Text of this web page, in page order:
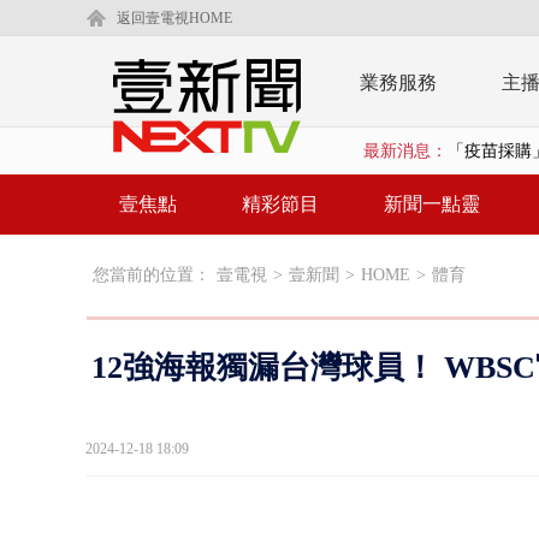
返回壹電視HOME
業務服務 主
最新消息： 「疫苗採
LaLaport天
壹焦點 精彩節目 新聞一點靈
您當前的位置： 壹電視 > 壹新聞 > HOME > 體育
12強海報獨漏台灣球員！
2024-12-18 18:09